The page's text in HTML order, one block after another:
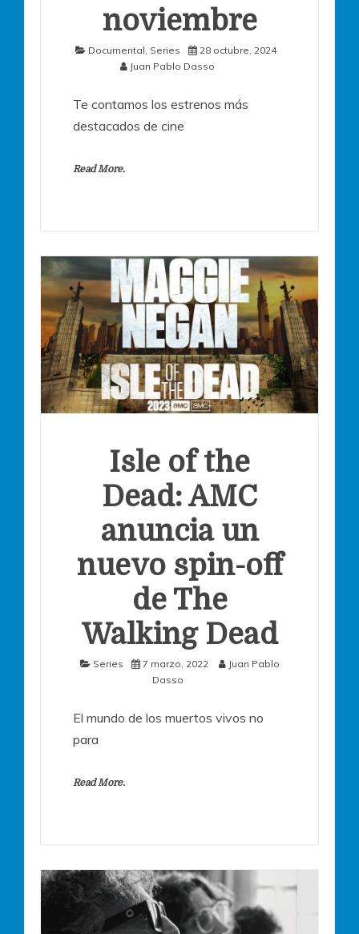
noviembre
Documental, Series
28 octubre, 2024
Juan Pablo Dasso
Te contamos los estrenos más
destacados de cine
Read More.
Isle of the
Dead: AMC
anuncia un
nuevo spin-off
de The
Walking Dead
Series 7 marzo, 2022
Juan Pablo
Dasso
El mundo de los muertos vivos no
para
Read More.